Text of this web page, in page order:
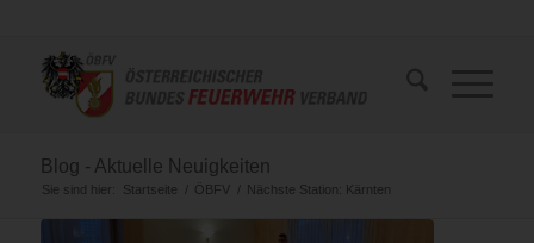
Blog - Aktuelle Neuigkeiten
Sie sind hier: Startseite / ÖBFV / Nächste Station: Kärnten